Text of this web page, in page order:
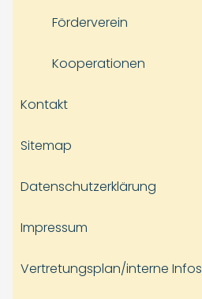
Förderverein
Kooperationen
Kontakt
Sitemap
Datenschutzerklärung
Impressum
Vertretungsplan/interne Infos